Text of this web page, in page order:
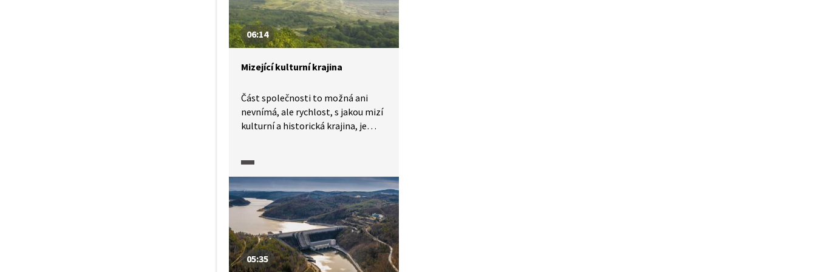
přirozené schopnosti.
06:14
Mizející kulturní krajina
Část společnosti to možná ani
nevnímá, ale rychlost, s jakou mizí
kulturní a historická krajina, je
ekonomické zájmy skutečně tak
vysokou prioritu, že jimi lze
devastaci krajiny omluvit?
Nejnápadnější je asi povrchová
těžba uhlí a odstrašujícím
případem je likvidace historického
města Most v 60. letech minulého
století. Bylo by však naivní
05:35